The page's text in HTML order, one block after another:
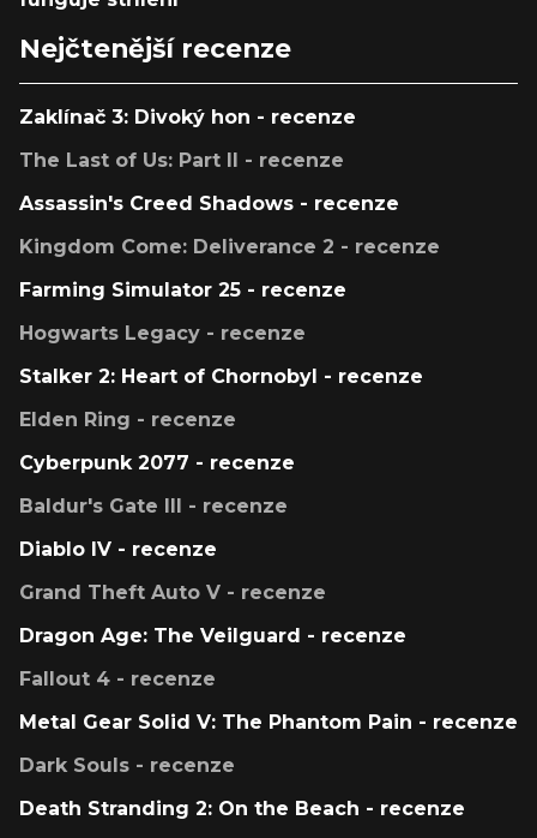
Nejčtenější recenze
Zaklínač 3: Divoký hon - recenze
The Last of Us: Part II - recenze
Assassin's Creed Shadows - recenze
Kingdom Come: Deliverance 2 - recenze
Farming Simulator 25 - recenze
Hogwarts Legacy - recenze
Stalker 2: Heart of Chornobyl - recenze
Elden Ring - recenze
Cyberpunk 2077 - recenze
Baldur's Gate III - recenze
Diablo IV - recenze
Grand Theft Auto V - recenze
Dragon Age: The Veilguard - recenze
Fallout 4 - recenze
Metal Gear Solid V: The Phantom Pain - recenze
Dark Souls - recenze
Death Stranding 2: On the Beach - recenze